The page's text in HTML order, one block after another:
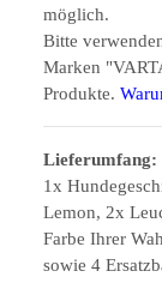
möglich.
Bitte
Marken
Produkte.
Lieferumfang:
1x
Lemon, 2x
Farbe Ihrer
sowie 4